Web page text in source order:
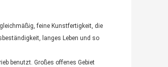
feine Kunstfertigkeit, die
langes Leben und so
benutzt. Großes offenes Gebiet